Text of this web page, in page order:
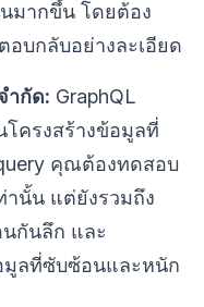
มากขึ้น โดยต้อง
อบกลับอย่างละเอียด
ำกัด: GraphQL
โครงสร้างข้อมูลที่
คุณต้องทดสอบ
านั้น แต่ยังรวมถึง
กันลึก และ
มูลที่ซับซ้อนและหนัก